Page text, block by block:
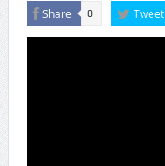
Share 0 Tweet